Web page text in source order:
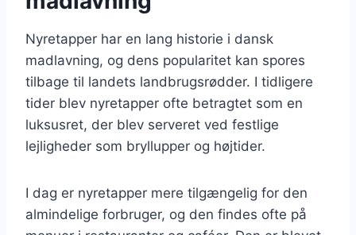
Nyretapper har en lang historie i dansk
madlavning, og dens popularitet kan spores
tilbage til landets landbrugsrødder. I tidligere
tider blev nyretapper ofte betragtet som en
luksusret, der blev serveret ved festlige
lejligheder som bryllupper og højtider.
I dag er nyretapper mere tilgængelig for den
almindelige forbruger, og den findes ofte på